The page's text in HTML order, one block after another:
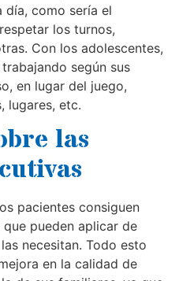
día, como sería el
los turnos,
Con los adolescentes,
según sus
en lugar del juego,
lugares, etc.
las
pacientes consiguen
pueden aplicar de
necesitan. Todo esto
en la calidad de